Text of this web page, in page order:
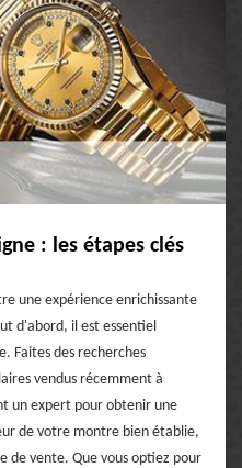
: les étapes clés
une expérience enrichissante
d'abord, il est essentiel
Faites des recherches
vendus récemment à
un expert pour obtenir une
de votre montre bien établie,
de vente. Que vous optiez pour